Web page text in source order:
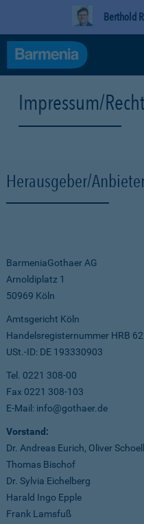
Berthold
Impressum/
Herausgeber/
BarmeniaGothaer AG
Arnoldiplatz 1
50969 Köln
Amtsgericht Köln
Handelsregisternummer HRB
USt.-ID: DE 193330903
Tel. 0221 308-00
Fax 0221 308-103
E-Mail: info@gothaer.de
Vorstand:
Dr. Andreas Eurich, Oliver
Thomas Bischof
Dr. Sylvia Eichelberg
Harald Ingo Epple
Frank Lamsfuß